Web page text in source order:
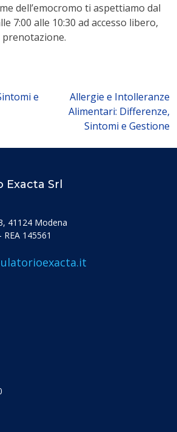
dell’emocromo ti aspettiamo dal
7:00 alle 10:30 ad accesso libero,
prenotazione.
e
Allergie e Intolleranze
Alimentari: Differenze,
Sintomi e Gestione
Srl
41124 Modena
145561